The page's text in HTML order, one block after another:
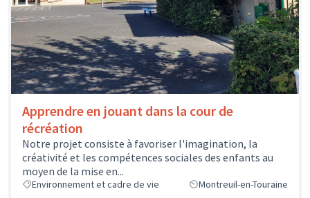
Apprendre en jouant dans la cour de
récréation
Notre projet consiste à favoriser l'imagination, la
créativité et les compétences sociales des enfants au
moyen de la mise en...
Environnement et cadre de vie Montreuil-en-Touraine